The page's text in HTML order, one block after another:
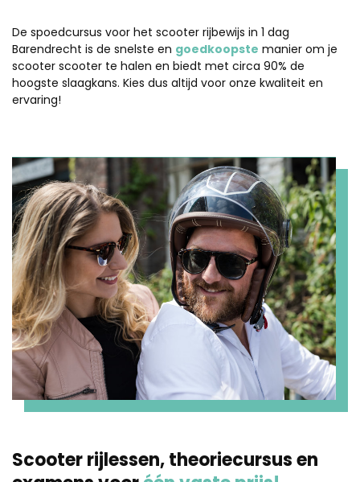
De spoedcursus voor het scooter rijbewijs in 1 dag
Barendrecht is de snelste en goedkoopste manier om je
scooter scooter te halen en biedt met circa 90% de
hoogste slaagkans. Kies dus altijd voor onze kwaliteit en
ervaring!
Scooter rijlessen, theoriecursus en